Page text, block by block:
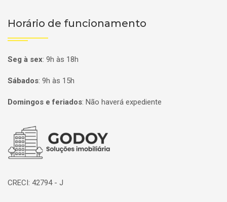
Horário de funcionamento
Seg à sex: 9h às 18h
Sábados: 9h às 15h
Domingos e feriados: Não haverá expediente
Página inicial
CRECI: 42794 - J